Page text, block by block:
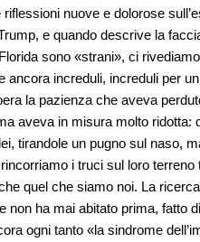
nuove e dolorose
e quando descrive la
sono «strani», ci
increduli, increduli per
la pazienza che aveva
aveva in misura molto ridotta:
tirandole un pugno sul naso,
i truci sul loro
quel che siamo noi. La
ha mai abitato prima, fatto
ogni tanto «la sindrome